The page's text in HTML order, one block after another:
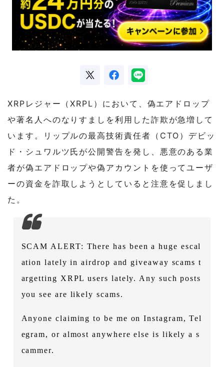
XRPレジャー（XRPL）において、偽エアドロップ
や著名人へのなりすましを利用した詐欺が急増して
います。リップルの最高技術責任者（CTO）デビッ
ド・シュワルツ氏が公開警告を発し、悪意のある業
者が偽エアドロップや偽アカウントを使ってユーザ
ーの資金を詐取しようとしていると注意を促しまし
た。
SCAM ALERT: There has been a huge escal
ation lately in airdrop and giveaway scams t
argetting XRPL users lately. Any such posts
you see are likely scams.
Anyone claiming to be me on Instagram, Tel
egram, or almost anywhere else is likely a s
cammer.